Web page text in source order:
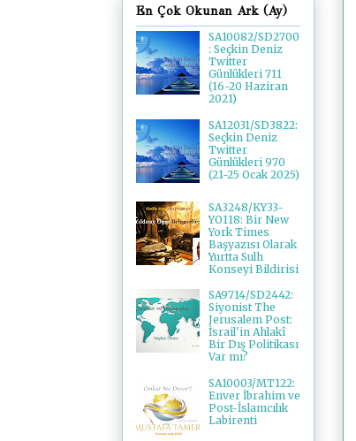
En Çok Okunan Ark (Ay)
SA10082/SD2700
: Seçkin Deniz
Twitter
Günlükleri 711
(16-20 Haziran
2021)
SA12031/SD3822:
Seçkin Deniz
Twitter
Günlükleri 970
(21-25 Ocak 2025)
SA3248/KY33-
YO118: Bir New
York Times
Başyazısı Olarak
Yurtta Sulh
Konseyi Bildirisi
SA9714/SD2442:
Siyonist The
Jerusalem Post:
İsrail'in Ahlakî
Bir Dış Politikası
Var mı?
SA10003/MT122:
Enver İbrahim ve
Post-İslamcılık
Labirenti